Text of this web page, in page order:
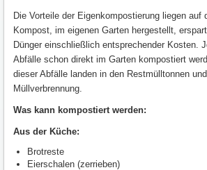
Die Vorteile der Eigenkompostierung liegen auf
Kompost, im eigenen Garten hergestellt,
Dünger einschließlich entsprechender Kosten.
Abfälle schon direkt im Garten kompostiert
dieser Abfälle landen in den Restmülltonnen
Müllverbrennung.
Was kann kompostiert werden:
Aus der Küche:
Brotreste
Eierschalen (zerrieben)